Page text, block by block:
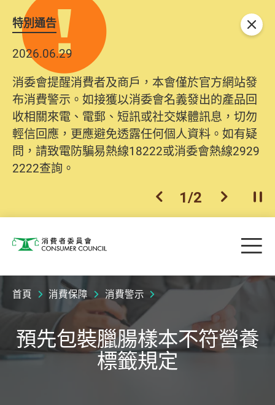
特別通告
2026.06.29
消委會提醒消費者及商戶，本會僅於官方網站發
布消費警示。如接獲以消委會名義發出的產品回
收相關來電、電郵、短訊或社交媒體訊息，切勿
輕信回應，更應避免透露任何個人資料。如有疑
問，請致電防騙易熱線18222或消委會熱線2929
2222查詢。
上一個
1/2 下一個開
關閉
消費者委員會 目
首頁 消費保障 消費警示
預先包裝臘腸樣本不符營養
標籤規定